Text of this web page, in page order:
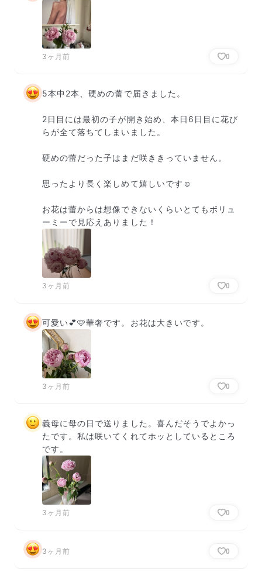
3ヶ月前 0
5本中2本、硬めの蕾で届きました。
2日目には最初の子が開き始め、本日6日目に花び
らが全て落ちてしまいました。
硬めの蕾だった子はまだ咲ききっていません。
思ったより長く楽しめて嬉しいです☺️
お花は蕾からは想像できないくらいとてもボリュ
ーミーで見応えありました！
3ヶ月前 0
可愛い💕🩷華奢です。お花は大きいです。
3ヶ月前 0
義母に母の日で送りました。喜んだそうでよかっ
たです。私は咲いてくれてホッとしているところ
です。
3ヶ月前 0
3ヶ月前 0